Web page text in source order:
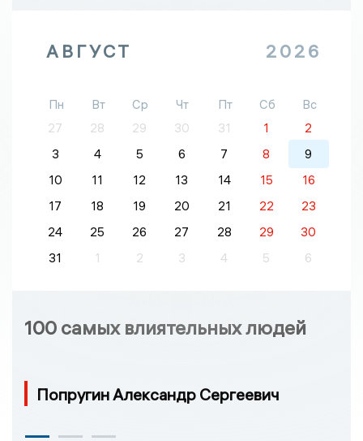
АВГУСТ 2026
Пн Вт Ср Чт Пт Сб
Вс
27
28 29 30 31 1
2
3
4 5 6 7 8
9
10
11 12 13 14 15
16
17
18 19 20 21 22
23
24
25 26 27 28 29
30
31
1 2 3 4 5 6
100 самых влиятельных людей
Попругин Александр Сергеевич